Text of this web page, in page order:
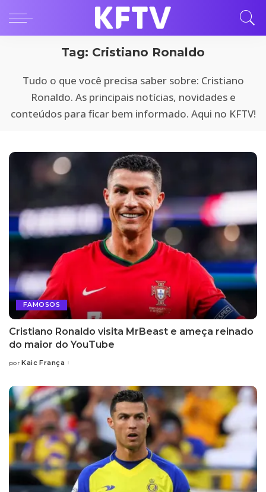
Tag: Cristiano Ronaldo
Tudo o que você precisa saber sobre: Cristiano
Ronaldo. As principais notícias, novidades e
conteúdos para ficar bem informado. Aqui no KFTV!
FAMOSOS
Cristiano Ronaldo visita MrBeast e ameça reinado
do maior do YouTube
Posted
por Kaic França